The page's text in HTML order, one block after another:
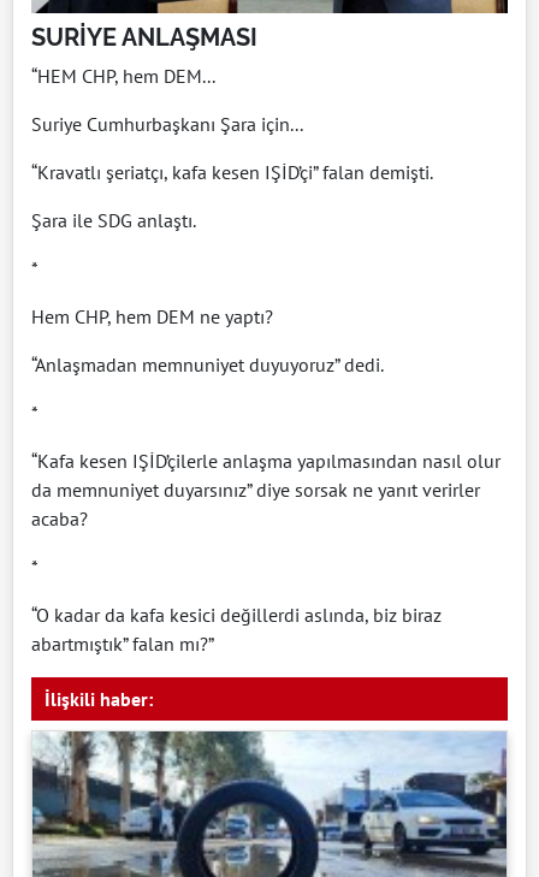
SURİYE ANLAŞMASI
“HEM CHP, hem DEM...
Suriye Cumhurbaşkanı Şara için...
“Kravatlı şeriatçı, kafa kesen IŞİD’çi” falan demişti.
Şara ile SDG anlaştı.
*
Hem CHP, hem DEM ne yaptı?
“Anlaşmadan memnuniyet duyuyoruz” dedi.
*
“Kafa kesen IŞİD’çilerle anlaşma yapılmasından nasıl olur
da memnuniyet duyarsınız” diye sorsak ne yanıt verirler
acaba?
*
“O kadar da kafa kesici değillerdi aslında, biz biraz
abartmıştık” falan mı?”
İlişkili haber: